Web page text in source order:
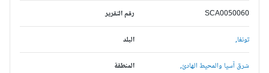
رقم التقرير SCA0050060
البلد تونغا,
المنطقة شرق آسيا والمحيط الهادئ,